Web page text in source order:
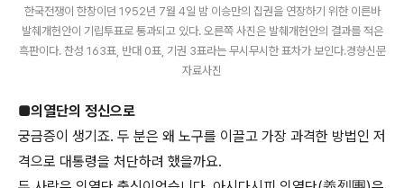
한국전쟁이 한창이던 1952년 7월 4일 밤 이승만의 집권을 연장하기 위한 이른바
발췌개헌안이 기립투표로 통과되고 있다. 오른쪽 사진은 발췌개헌안의 결과를 적은
흑판이다. 찬성 163표, 반대 0표, 기권 3표라는 무시무시한 표차가 보인다.경향신문
자료사진
■의열단의 정신으로
궁금증이 생기죠. 두 분은 왜 노구를 이끌고 가장 과격한 방법인 저
격으로 대통령을 처단하려 했을까요.